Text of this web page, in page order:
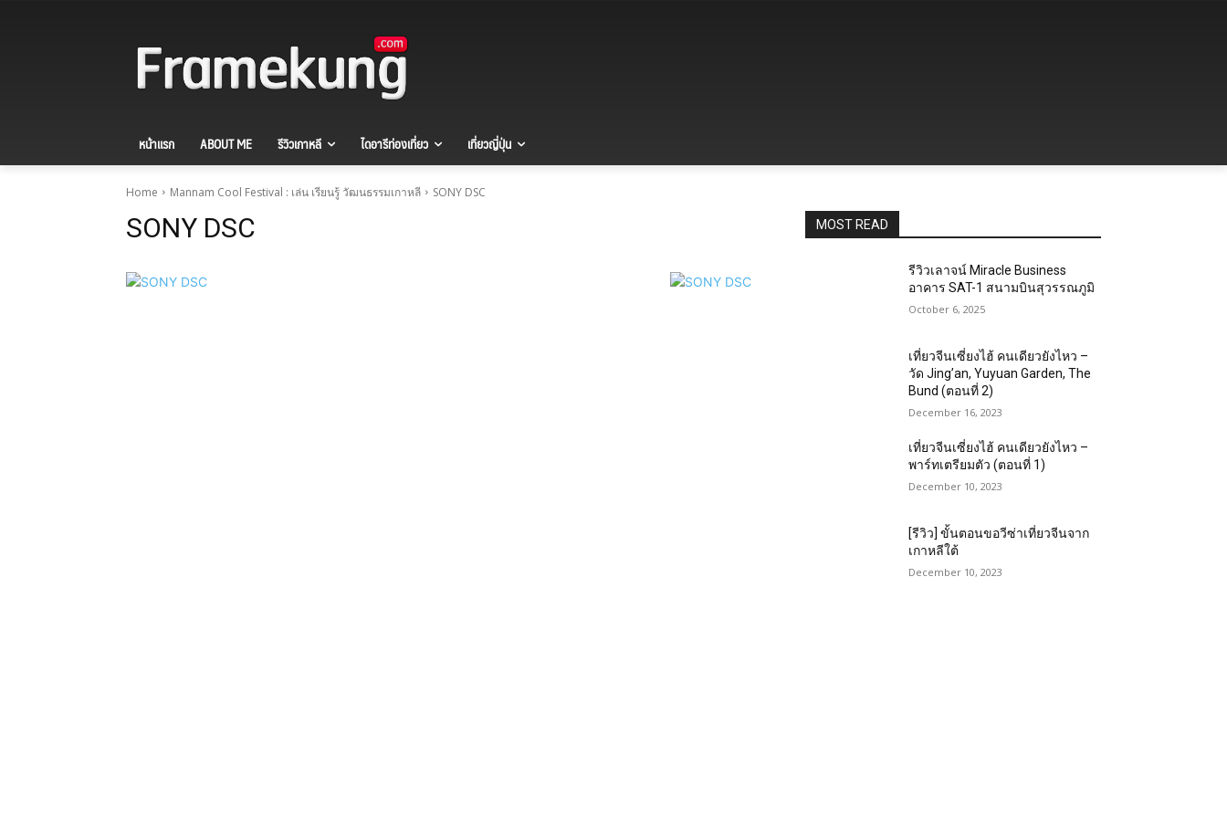
หน้าแรก ABOUT ME รีวิวเกาหลี ไดอารีท่องเที่ยว เที่ยวญี่ปุ่น
Home Mannam Cool Festival : เล่น เรียนรู้ วัฒนธรรมเกาหลี SONY DSC
SONY DSC MOST READ
รีวิวเลาจน์ Miracle Business
อาคาร SAT-1 สนามบินสุวรรณภูมิ
October 6, 2025
เที่ยวจีนเซี่ยงไฮ้ คนเดียวยังไหว –
วัด Jing’an, Yuyuan Garden, The
Bund (ตอนที่ 2)
December 16, 2023
เที่ยวจีนเซี่ยงไฮ้ คนเดียวยังไหว –
พาร์ทเตรียมตัว (ตอนที่ 1)
December 10, 2023
[รีวิว] ขั้นตอนขอวีซ่าเที่ยวจีนจาก
เกาหลีใต้
December 10, 2023